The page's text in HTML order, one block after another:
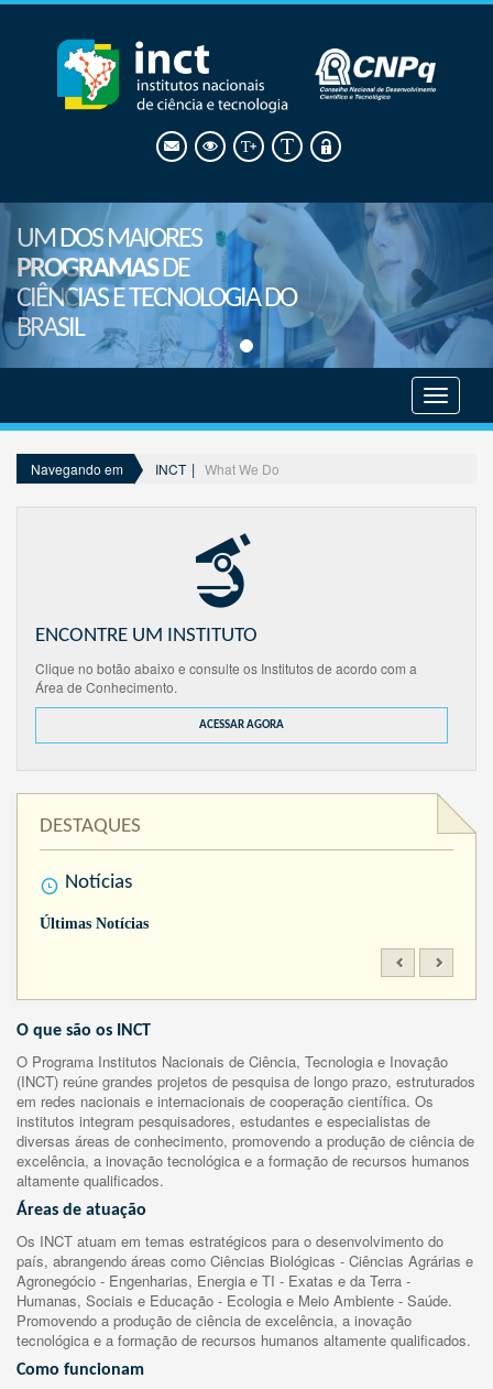
UM DOS MAIORES
PROGRAMASDE
CIÊNCIAS E TECNOLOGIA DO
BRASIL
menu
Navegando em INCT What We Do
ENCONTRE UM INSTITUTO
Clique no botão abaixo e consulte os Institutos de acordo com a
Área de Conhecimento.
ACESSAR AGORA
DESTAQUES
Notícias
Últimas Notícias
O que são os INCT
O Programa Institutos Nacionais de Ciência, Tecnologia e Inovação
(INCT) reúne grandes projetos de pesquisa de longo prazo, estruturados
em redes nacionais e internacionais de cooperação científica. Os
institutos integram pesquisadores, estudantes e especialistas de
diversas áreas de conhecimento, promovendo a produção de ciência de
excelência, a inovação tecnológica e a formação de recursos humanos
altamente qualificados.
Áreas de atuação
Os INCT atuam em temas estratégicos para o desenvolvimento do
país, abrangendo áreas como Ciências Biológicas - Ciências Agrárias e
Agronegócio - Engenharias, Energia e TI - Exatas e da Terra -
Humanas, Sociais e Educação - Ecologia e Meio Ambiente - Saúde.
Promovendo a produção de ciência de excelência, a inovação
tecnológica e a formação de recursos humanos altamente qualificados.
Como funcionam